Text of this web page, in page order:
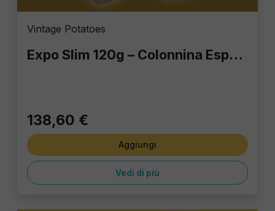
Vintage Potatoes
Expo Slim 120g – Colonnina Espositiva con 60 Buste Assortite | Patatine Gourmet per Bar, Locali e Casa
138,60 €
Aggiungi
Vedi di più